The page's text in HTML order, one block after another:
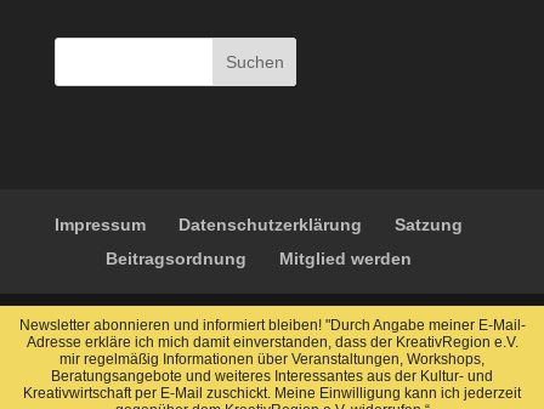
Suchen
Impressum Datenschutzerklärung
Satzung
Beitragsordnung
Mitglied werden
KreativRegion e.V. | Geschäftsstelle im TRAFO Hub |
Sophienstraße 40 | 38118 Braunschweig | ©2026
Newsletter abonnieren und informiert bleiben! "Durch Angabe meiner E-Mail-
Adresse erkläre ich mich damit einverstanden, dass der KreativRegion e.V.
mir regelmäßig Informationen über Veranstaltungen, Workshops,
Beratungsangebote und weiteres Interessantes aus der Kultur- und
Kreativwirtschaft per E-Mail zuschickt. Meine Einwilligung kann ich jederzeit